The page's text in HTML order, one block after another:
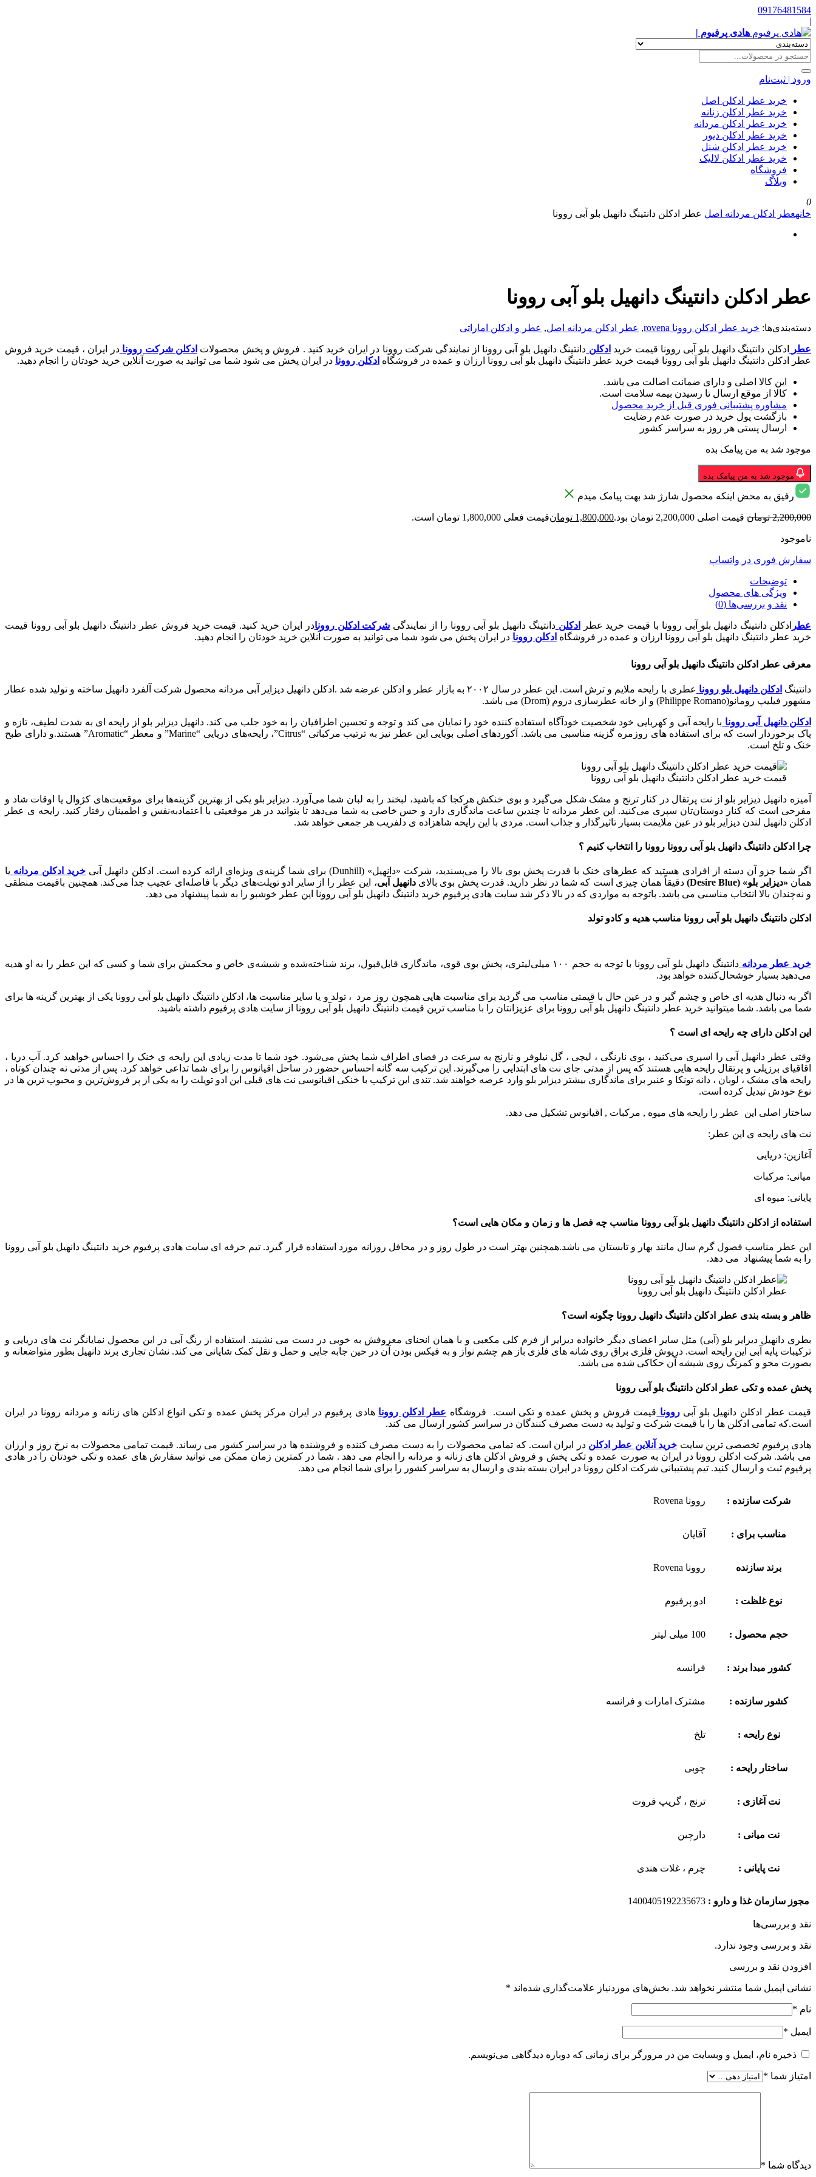
09176481584
|
هادی پرفیوم |
ورود | ثبت‌نام
خرید عطر ادکلن اصل
خرید عطر ادکلن زنانه
خرید عطر ادکلن مردانه
خرید عطر ادکلن دیور
خرید عطر ادکلن شنل
خرید عطر ادکلن لالیک
فروشگاه
وبلاگ
0
خانهعطر ادکلن مردانه اصل عطر ادکلن دانتینگ دانهیل بلو آبی روونا
عطر ادکلن دانتینگ دانهیل بلو آبی روونا
دسته‌بندی‌ها: خرید عطر ادکلن روونا rovena , عطر ادکلن مردانه اصل, عطر و ادکلن اماراتی
عطر ادکلن دانتینگ دانهیل بلو آبی روونا قیمت خرید ادکلن دانتینگ دانهیل بلو آبی روونا از نمایندگی شرکت روونا در ایران خرید کنید . فروش و پخش محصولات ادکلن شرکت روونا در ایران ، قیمت خرید فروش
عطر ادکلن دانتینگ دانهیل بلو آبی روونا قیمت خرید عطر دانتینگ دانهیل بلو آبی روونا ارزان و عمده در فروشگاه ادکلن روونا در ایران پخش می شود شما می توانید به صورت آنلاین خرید خودتان را انجام دهید.
این کالا اصلی و دارای ضمانت اصالت می باشد.
کالا از موقع ارسال تا رسیدن بیمه سلامت است.
مشاوره پشتیبانی فوری قبل از خرید محصول
بازگشت پول خرید در صورت عدم رضایت
ارسال پستی هر روز به سراسر کشور
موجود شد به من پیامک بده
موجود شد به من پیامک بده
رفیق به محض اینکه محصول شارژ شد بهت پیامک میدم
2,200,000 تومان قیمت اصلی 2,200,000 تومان بود. 1,800,000 تومانقیمت فعلی 1,800,000 تومان است.
ناموجود
سفارش فوری در واتساپ
توضیحات
ویژگی های محصول
نقد و بررسی‌ها (0)
عطر ادکلن دانتینگ دانهیل بلو آبی روونا با قیمت خرید عطر ادکلندانتینگ دانهیل بلو آبی روونا را از نمایندگی شرکت ادکلن روونادر ایران خرید کنید. قیمت خرید فروش عطر دانتینگ دانهیل بلو آبی روونا قیمت
خرید عطر دانتینگ دانهیل بلو آبی روونا ارزان و عمده در فروشگاه ادکلن روونا در ایران پخش می شود شما می توانید به صورت آنلاین خرید خودتان را انجام دهید.
معرفی عطر ادکلن دانتینگ دانهیل بلو آبی روونا
دانتینگ ادکلن دانهیل بلو روونا عطری با رایحه ملایم و ترش است. این عطر در سال ۲۰۰۲ به بازار عطر و ادکلن عرضه شد . ادکلن دانهیل دیزایر آبی مردانه محصول شرکت آلفرد دانهیل ساخته و تولید شده عطار
مشهور فیلیپ رومانو(Philippe Romano) و از خانه عطرسازی دروم (Drom) می باشد.
ادکلن دانهیل آبی روونا با رایحه آبی و کهربایی خود شخصیت خودآگاه استفاده کننده خود را نمایان می کند و توجه و تحسین اطرافیان را به خود جلب می کند. دانهیل دیزایر بلو از رایحه ای به شدت لطیف، تازه و
پاک برخوردار است که برای استفاده های روزمره گزینه مناسبی می باشد.
آکوردهای اصلی بویایی این عطر نیز به ترتیب مرکباتی “Citrus”، رایحه‌های دریایی “Marine” و معطر “Aromatic” هستند.و دارای طبح
خنک و تلخ است.
قیمت خرید عطر ادکلن دانتینگ دانهیل بلو آبی روونا
آمیزه دانهیل دیزایر بلو از نت پرتقال در کنار ترنج و مشک شکل می‌گیرد و بوی خنکش هرکجا که باشید، لبخند را به لبان شما می‌آورد. دیزایر بلو یکی از بهترین گزینه‌ها برای موقعیت‌های کژوال یا اوقات شاد و
مفرحی است که کنار دوستان‌تان سپری می‌کنید. این عطر مردانه تا چندین ساعت ماندگاری دارد و حس خاصی به شما می‌دهد تا بتوانید در هر موقعیتی با اعتمادبه‌نفس و اطمینان رفتار کنید. رایحه ی عطر
ادکلن دانهیل لندن دیزایر بلو در عین ملایمت بسیار تاثیرگذار و جذاب است. مردی با این رایحه شاهزاده ی دلفریب هر جمعی خواهد شد.
چرا ادکلن دانتینگ دانهیل بلو آبی روونا روونا را انتخاب کنیم ؟
اگر شما جزو آن دسته از افرادی هستید که عطرهای خنک با قدرت پخش بوی بالا را می‌پسندید، شرکت «دانهیل» (Dunhill) برای شما گزینه‌ی ویژه‌ای ارائه کرده است. ادکلن دانهیل آبی خرید ادکلن مردانه یا
همان «دیزایر بلو» (Desire Blue) دقیقاً همان چیزی است که شما در نظر دارید. قدرت پخش بوی بالایدانهیل آبی، این عطر را از سایر ادو تویلت‌های دیگر با فاصله‌ای عجیب جدا می‌کند. همچنین باقیمت منطقی
و نه‌چندان بالا انتخاب مناسبی می باشد. باتوجه به مواردی که در بالا ذکر شد سایت هادی پرفیوم خرید دانتینگ دانهیل بلو آبی روونا این عطر خوشبو را به شما پیشنهاد می دهد.
ادکلن دانتینگ دانهیل بلو آبی روونا مناسب هدیه و کادو تولد
خرید عطر مردانه
دانتینگ دانهیل بلو آبی روونا با توجه به حجم ۱۰۰ میلی‌لیتری، پخش بوی قوی، ماندگاری قابل‌قبول، برند شناخته‌شده و شیشه‌ی خاص و محکمش برای شما و کسی که این عطر را به او هدیه
می‌دهید بسیار خوشحال‌کننده خواهد بود.
اگر به دنبال هدیه ای خاص و چشم گیر و در عین حال با قیمتی مناسب می گردید برای مناسبت هایی همچون روز مرد ، تولد و یا سایر مناسبت ها، ادکلن دانتینگ دانهیل بلو آبی روونا یکی از بهترین گزینه ها برای
شما می باشد. شما میتوانید خرید عطر دانتینگ دانهیل بلو آبی روونا برای عزیزانتان را با مناسب ترین قیمت دانتینگ دانهیل بلو آبی روونا از سایت هادی پرفیوم داشته باشید.
این ادکلن دارای چه رایحه ای است ؟
وقتی عطر دانهیل آبی را اسپری می‌کنید ، بوی نارنگی ، لیچی ، گل نیلوفر و نارنج به ‌سرعت در فضای اطراف شما پخش می‌شود. خود شما تا مدت زیادی این رایحه‌ ی خنک را احساس خواهید کرد. آب دریا ،
اقاقیای برزیلی و پرتقال رایحه ‌هایی هستند که پس از مدتی جای نت‌ های ابتدایی را می‌گیرند. این ترکیب سه‌ گانه احساس حضور در ساحل اقیانوس را برای شما تداعی خواهد کرد. پس از مدتی نه‌ چندان کوتاه ،
رایحه‌ های مشک ، لوبان ، دانه تونکا و عنبر برای ماندگاری بیشتر دیزایر بلو وارد عرصه خواهند شد. تندی این ترکیب با خنکی اقیانوسی نت‌ های قبلی این ادو تویلت را به یکی از پر فروش‌ترین و محبوب‌ ترین ‌ها در
نوع خودش تبدیل کرده است.
ساختار اصلی این عطر را رایحه های میوه , مرکبات , اقیانوس تشکیل می دهد.
نت های رایحه ی این عطر:
آغازین: دریایی
میانی: مرکبات
پایانی: میوه ای
استفاده از ادکلن دانتینگ دانهیل بلو آبی روونا مناسب چه فصل ها و زمان و مکان هایی است؟
این عطر مناسب فصول گرم سال مانند بهار و تابستان می باشد.همچنین بهتر است در طول روز و در محافل روزانه مورد استفاده قرار گیرد.تیم حرفه ای سایت هادی پرفیوم خرید دانتینگ دانهیل بلو آبی روونا
را به شما پیشنهاد می دهد.
عطر ادکلن دانتینگ دانهیل بلو آبی روونا
ظاهر و بسته بندی عطر ادکلن دانتینگ دانهیل روونا چگونه است؟
بطری دانهیل دیزایر بلو (آبی) مثل سایر اعضای دیگر خانواده دیزایر از فرم کلی مکعبی و با همان انحنای معروفش به خوبی در دست می نشیند. استفاده از رنگ آبی در این محصول نمایانگر نت های دریایی و
ترکیبات پایه آبی این رایحه است. درپوش فلزی براق روی شانه های فلزی باز هم چشم نواز و به فیکس بودن آن در حین جابه جایی و حمل و نقل کمک شایانی می کند. نشان تجاری برند دانهیل بطور متواضعانه و
بصورت محو و کمرنگ روی شیشه آن حکاکی شده می باشد.
پخش عمده و تکی عطر ادکلن دانتینگ بلو آبی روونا
قیمت عطر ادکلن دانهیل بلو آبیروونا قیمت فروش و پخش عمده و تکی است. فروشگاه عطر ادکلن روونا هادی پرفیوم در ایران مرکز پخش عمده و تکی انواع ادکلن های زنانه و مردانه روونا در ایران
است.که تمامی ادکلن ها را با قیمت شرکت و تولید به دست مصرف کنندگان در سراسر کشور ارسال می کند.
هادی پرفیوم تخصصی ترین سایت خرید آنلاین عطر ادکلن در ایران است. که تمامی محصولات را به دست مصرف کننده و فروشنده ها در سراسر کشور می رساند. قیمت تمامی محصولات به نرخ روز و ارزان
می باشد. شرکت ادکلن روونا در ایران به صورت عمده و تکی پخش و فروش ادکلن های زنانه و مردانه را انجام می دهد . شما در کمترین زمان ممکن می توانید سفارش های عمده و تکی خودتان را در هادی
پرفیوم ثبت و ارسال کنید. تیم پشتیبانی شرکت ادکلن روونا در ایران بسته بندی و ارسال به سراسر کشور را برای شما انجام می دهد.
شرکت سازنده : روونا Rovena
مناسب برای : آقایان
برند سازنده روونا Rovena
نوع غلظت : ادو پرفیوم
حجم محصول : 100 میلی لیتر
کشور مبدا برند : فرانسه
کشور سازنده : مشترک امارات و فرانسه
نوع رایحه : تلخ
ساختار رایحه : چوبی
نت آغازی : ترنج ، گریپ فروت
نت میانی : دارچین
نت پایانی : چرم ، غلات هندی
مجوز سازمان غذا و دارو : 1400405192235673
نقد و بررسی‌ها
نقد و بررسی وجود ندارد.
افزودن نقد و بررسی
نشانی ایمیل شما منتشر نخواهد شد. بخش‌های موردنیاز علامت‌گذاری شده‌اند *
نام *
ایمیل *
ذخیره نام، ایمیل و وبسایت من در مرورگر برای زمانی که دوباره دیدگاهی می‌نویسم.
امتیاز شما *
دیدگاه شما *